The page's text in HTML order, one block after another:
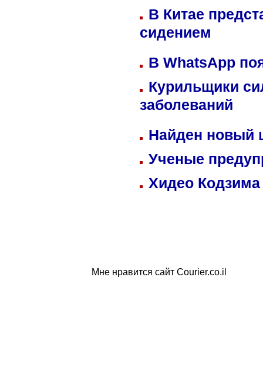
В Китае
сидением
В WhatsApp
Курильщики
заболеваний
Найден
Ученые
Хидео
Мне нравится сайт Courier.co.il